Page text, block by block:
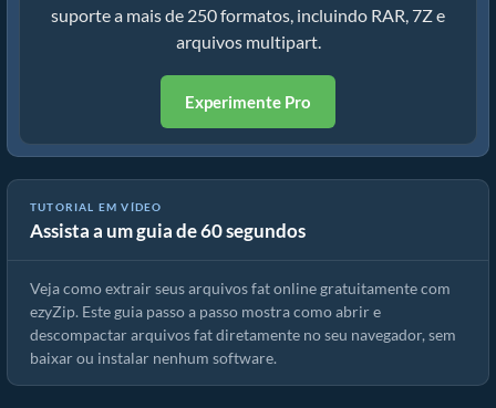
suporte a mais de 250 formatos, incluindo RAR, 7Z e
arquivos multipart.
Experimente Pro
TUTORIAL EM VÍDEO
Assista a um guia de 60 segundos
Como extrair arquivos fat online com ezyZip (grátis, sem
instalação)
Veja como extrair seus arquivos fat online gratuitamente com
ezyZip. Este guia passo a passo mostra como abrir e
descompactar arquivos fat diretamente no seu navegador, sem
baixar ou instalar nenhum software.